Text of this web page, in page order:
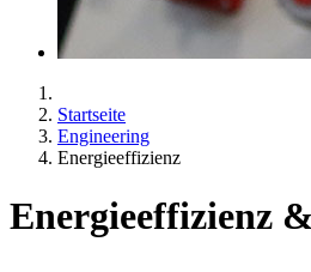
Startseite
Engineering
Energieeffizienz
Energieeffizienz